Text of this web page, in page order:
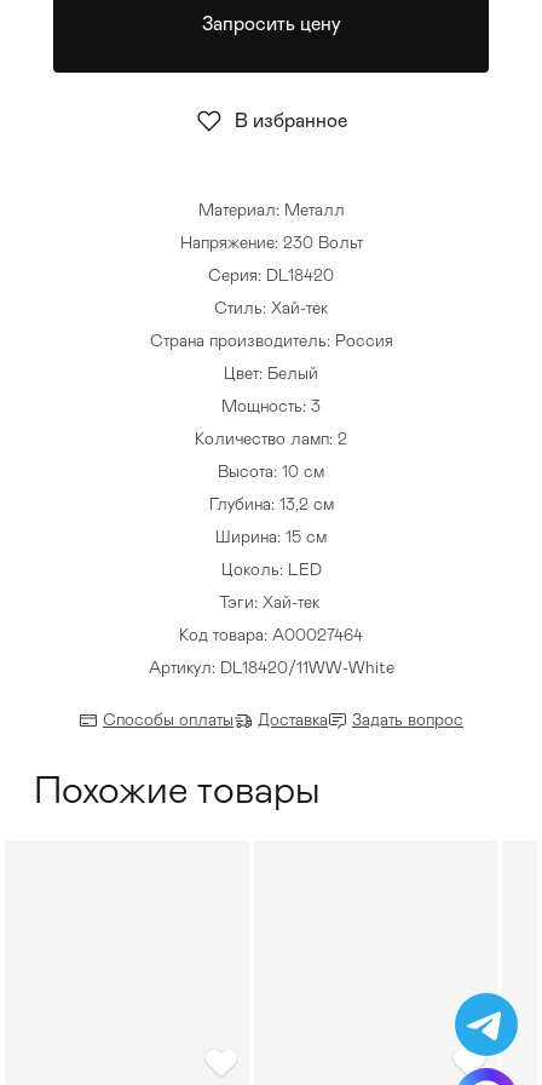
Материал: Металл
Напряжение: 230 Вольт
Серия: DL18420
Стиль: Хай-тек
Страна производитель: Россия
Цвет: Белый
Мощность: 3
Количество ламп: 2
Высота: 10 см
Глубина: 13,2 см
Ширина: 15 см
Цоколь: LED
Тэги: Хай-тек
Код товара: A00027464
Артикул: DL18420/11WW-White
Способы оплаты Доставка Задать вопрос
Запросить цену
В избранное
Похожие товары